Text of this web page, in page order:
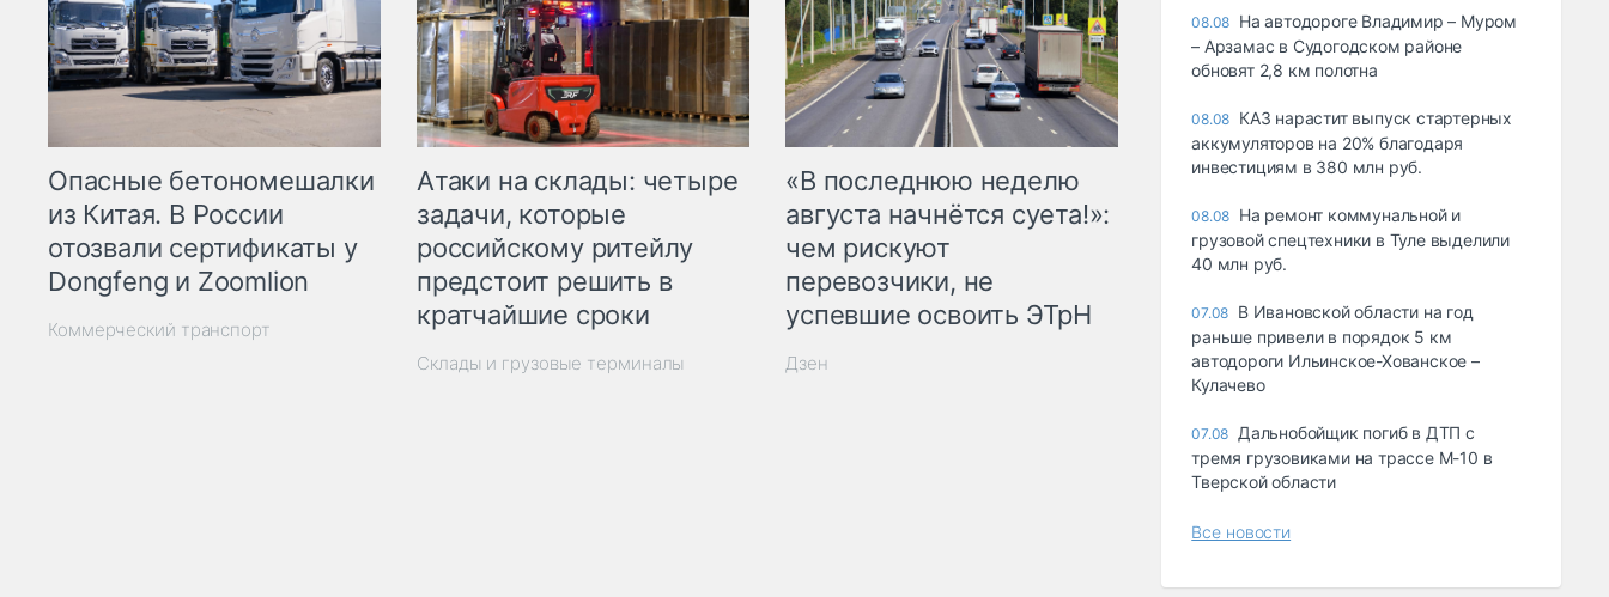
Опасные бетономешалки
из Китая. В России
отозвали сертификаты у
Dongfeng и Zoomlion
Коммерческий транспорт
Атаки на склады: четыре
задачи, которые
российскому ритейлу
предстоит решить в
кратчайшие сроки
Склады и грузовые терминалы
«В последнюю неделю
августа начнётся суета!»:
чем рискуют
перевозчики, не
успевшие освоить ЭТрН
Дзен
08.08 На автодороге Владимир – Муром
– Арзамас в Судогодском районе
обновят 2,8 км полотна
08.08 КАЗ нарастит выпуск стартерных
аккумуляторов на 20% благодаря
инвестициям в 380 млн руб.
08.08 На ремонт коммунальной и
грузовой спецтехники в Туле выделили
40 млн руб.
07.08 В Ивановской области на год
раньше привели в порядок 5 км
автодороги Ильинское-Хованское –
Кулачево
07.08 Дальнобойщик погиб в ДТП с
тремя грузовиками на трассе М-10 в
Тверской области
Все новости